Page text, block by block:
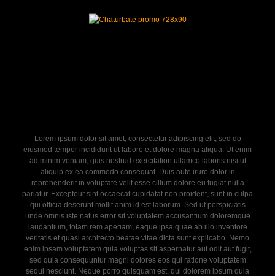
Lorem ipsum dolor sit amet, consectetur adipiscing elit, sed do
eiusmod tempor incididunt ut labore et dolore magna aliqua. Ut enim
ad minim veniam, quis nostrud exercitation ullamco laboris nisi ut
aliquip ex ea commodo consequat. Duis aute irure dolor in
reprehenderit in voluptate velit esse cillum dolore eu fugiat nulla
pariatur. Excepteur sint occaecat cupidatat non proident, sunt in culpa
qui officia deserunt mollit anim id est laborum. Sed ut perspiciatis
unde omnis iste natus error sit voluptatem accusantium doloremque
laudantium, totam rem aperiam, eaque ipsa quae ab illo inventore
veritatis et quasi architecto beatae vitae dicta sunt explicabo. Nemo
enim ipsam voluptatem quia voluptas sit aspernatur aut odit aut fugit,
sed quia consequuntur magni dolores eos qui ratione voluptatem
sequi nesciunt. Neque porro quisquam est, qui dolorem ipsum quia